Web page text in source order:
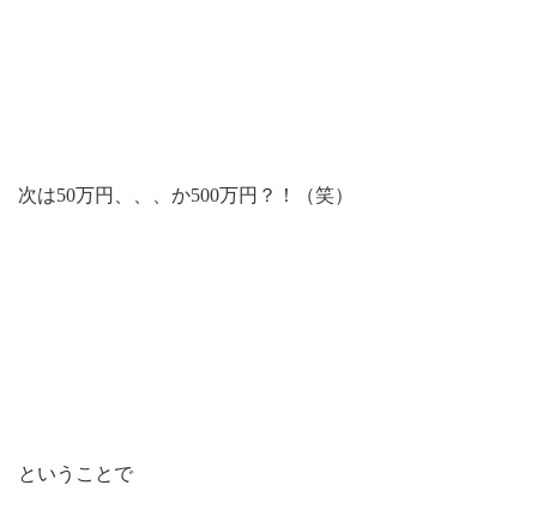
次は50万円、、、か500万円？！（笑）
ということで